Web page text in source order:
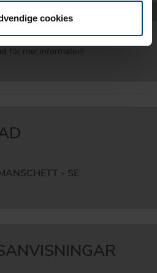
cookies
för mer information
- SE